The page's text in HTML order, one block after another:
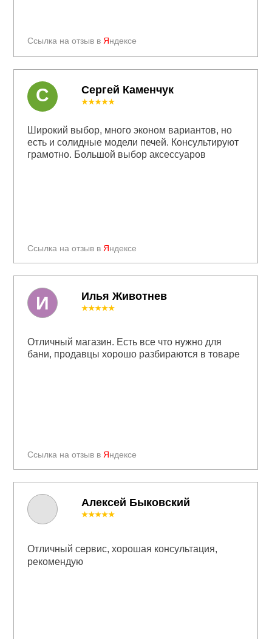
Ссылка на отзыв в Яндексе
Сергей Каменчук
Ссылка на отзыв в Яндексе
★★★★★
Широкий выбор, много эконом вариантов, но
есть и солидные модели печей. Консультируют
грамотно. Большой выбор аксессуаров
С
Илья Животнев
Ссылка на отзыв в Яндексе
★★★★★
Отличный магазин. Есть все что нужно для
бани, продавцы хорошо разбираются в товаре
И
Алексей Быковский
★★★★★
Отличный сервис, хорошая консультация,
рекомендую